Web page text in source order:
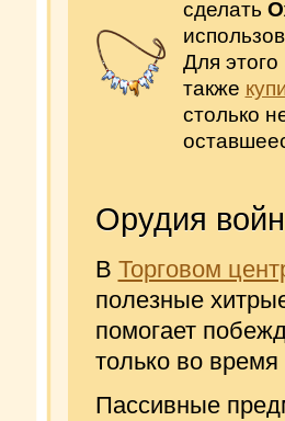
сделать
Для
также
столько
Орудия
В Торговом
полезные
помогает
только во
Пассивные